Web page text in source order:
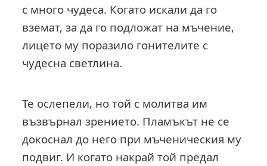
с много чудеса. Когато искали да го
вземат, за да го подложат на мъчение,
лицето му поразило гонителите с
чудесна светлина.
Те ослепели, но той с молитва им
възвърнал зрението. Пламъкът не се
докоснал до него при мъченическия му
подвиг. И когато накрай той предал